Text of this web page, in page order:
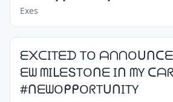
Exes
ᗴ᙭ᑕITᗴᗪ TO
ᗴᗯ ᗰIᒪᗴՏTOᑎᗴ Iᑎ ᗰY
#ᑎᗴᗯOᑭᑭOᖇTᑌᑎITY